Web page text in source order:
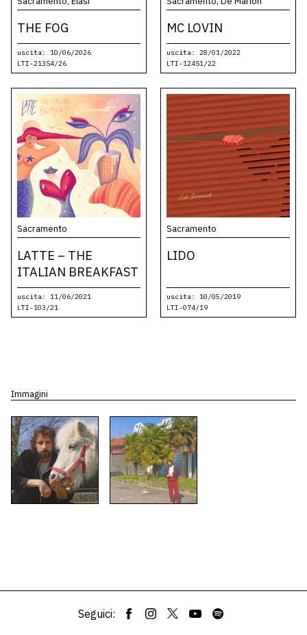
THE FOG
uscita: 10/06/2026
LTI-213S4/26
MC LOVIN
uscita: 28/01/2022
LTI-124S1/22
Sacramento
LATTE – THE
ITALIAN BREAKFAST
uscita: 11/06/2021
LTI-103/21
Sacramento
LIDO
uscita: 10/05/2019
LTI-074/19
Immagini
Seguici: